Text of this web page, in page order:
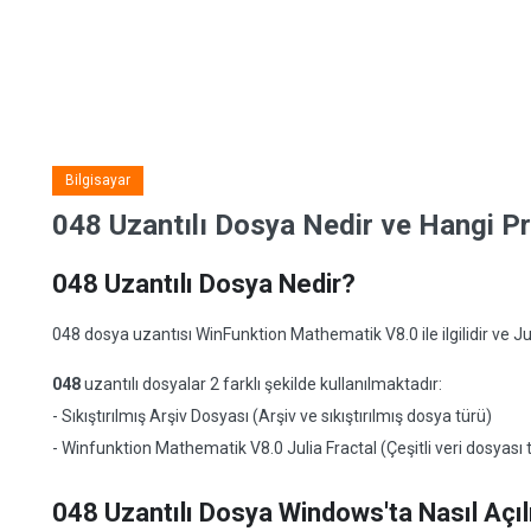
Bilgisayar
048 Uzantılı Dosya Nedir ve Hangi
048 Uzantılı Dosya Nedir?
048 dosya uzantısı WinFunktion Mathematik V8.0 ile ilgilidir ve
048uzantılı dosyalar 2 farklı şekilde kullanılmaktadır:
- Sıkıştırılmış Arşiv Dosyası (Arşiv ve sıkıştırılmış dosya türü)
- Winfunktion Mathematik V8.0 Julia Fractal (Çeşitli veri dosyası
048 Uzantılı Dosya Windows'ta Nasıl